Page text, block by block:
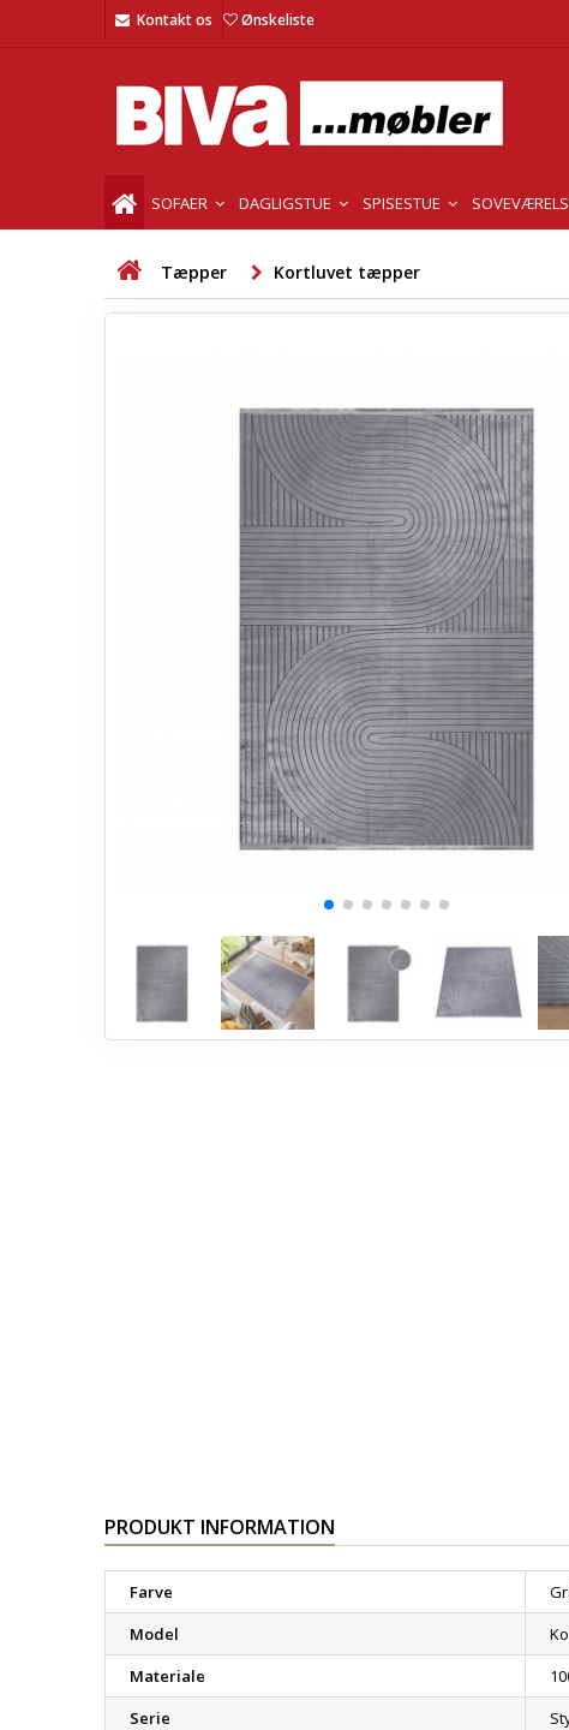
Kontakt os Ønskeliste
SOFAER DAGLIGSTUE SPISESTUE
Tæpper Kortluvet tæpper
PRODUKT INFORMATION
Farve
Model
Materiale
Serie